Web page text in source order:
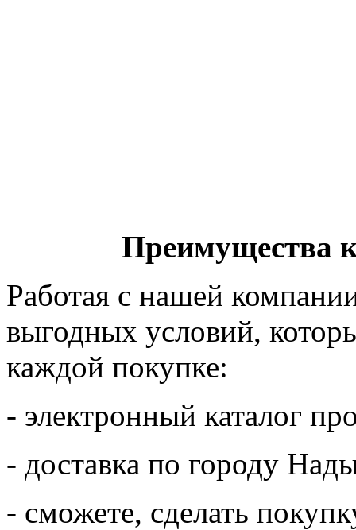
Преимущества
Работая с нашей
выгодных условий,
каждой покупке:
- электронный каталог
- доставка по городу
- сможете, сделать